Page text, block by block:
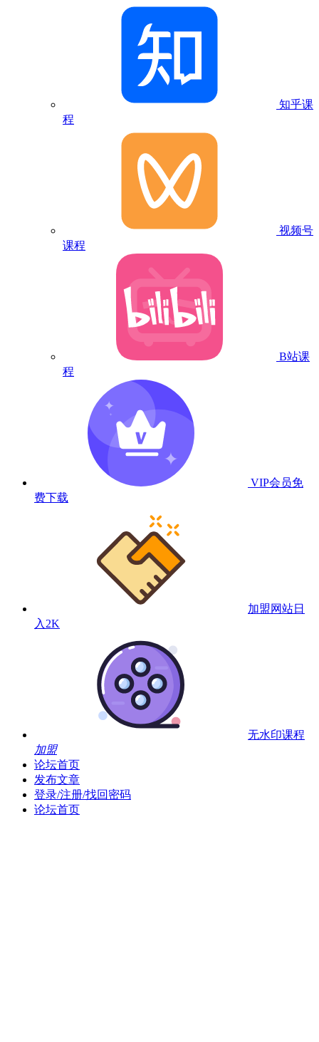
知乎课
程
视频号
课程
B站课
程
VIP会员免
费下载
加盟网站日
入2K
无水印课程
加盟
论坛首页
发布文章
登录/注册/找回密码
论坛首页